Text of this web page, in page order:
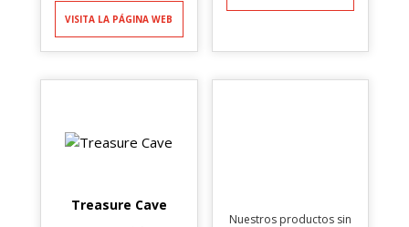
VISITA LA PÁGINA WEB
Treasure Cave
Nuestros productos sin